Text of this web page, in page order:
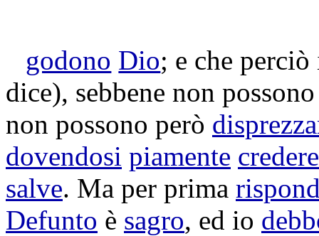
godono Dio; e che
dice), sebbene non
non possono però
dovendosi piamente credere
salve. Ma per prima
Defunto è sagro, ed io